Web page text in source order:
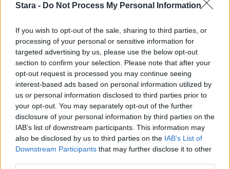
Stara - Do Not Process My Personal Information
If you wish to opt-out of the sale, sharing to third parties, or
processing of your personal or sensitive information for
targeted advertising by us, please use the below opt-out
section to confirm your selection. Please note that after your
opt-out request is processed you may continue seeing
interest-based ads based on personal information utilized by
us or personal information disclosed to third parties prior to
your opt-out. You may separately opt-out of the further
disclosure of your personal information by third parties on the
IAB’s list of downstream participants. This information may
also be disclosed by us to third parties on the IAB’s List of
Downstream Participants that may further disclose it to other
2
UUTISET
F/A-18 Hornet jyrähtää ylilennolle
Jyväskylässä – katuja suljetaan